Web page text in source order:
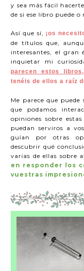
y sea más fácil
de si ese libro puede o
Así que sí, ¡os
de títulos que,
interesantes, el gran
inquietar mi
parecen estos libros
tenéis de ellos a raíz
Me parece que
que podamos
opiniones sobre
puedan serviros a
guían por otras
descubrir qué
varias de ellas sobre
en responder los
vuestras